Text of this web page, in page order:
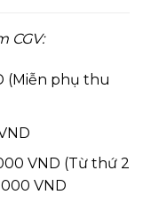
CGV:
(Miễn phụ thu
VND (Từ thứ 2
VND